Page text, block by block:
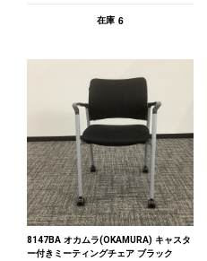
在庫 6
8147BA オカムラ(OKAMURA) キャスタ
ー付きミーティングチェア ブラック